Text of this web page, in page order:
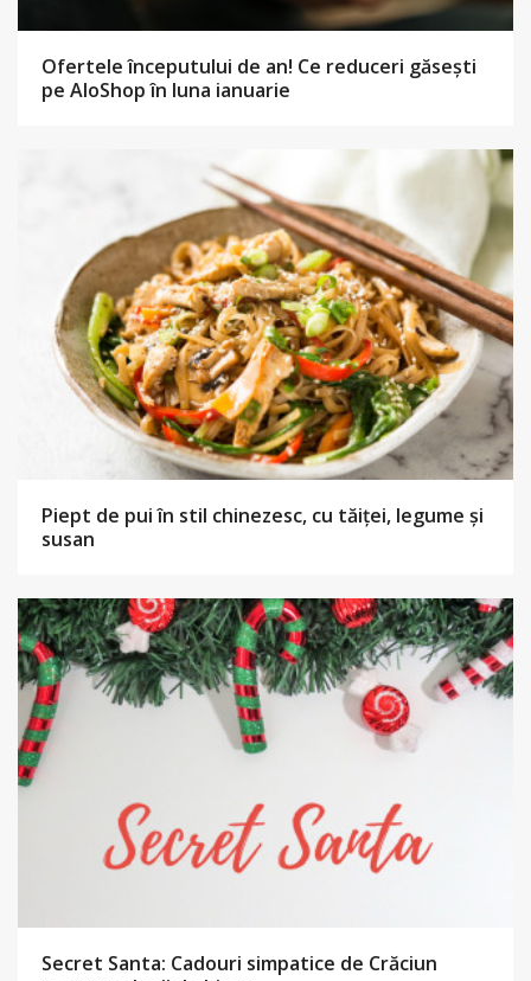
Ofertele începutului de an! Ce reduceri găsești
pe AloShop în luna ianuarie
Piept de pui în stil chinezesc, cu tăiței, legume și
susan
Secret Santa: Cadouri simpatice de Crăciun